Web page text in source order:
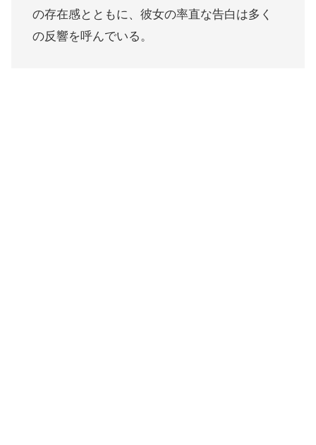
の存在感とともに、彼女の率直な告白は多く
の反響を呼んでいる。